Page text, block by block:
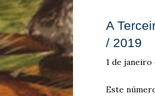
A
/ 2019
1 de janeiro
Este